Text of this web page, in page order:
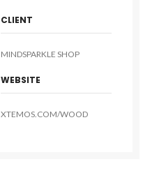
CLIENT
MINDSPARKLE SHOP
WEBSITE
XTEMOS.COM/WOOD